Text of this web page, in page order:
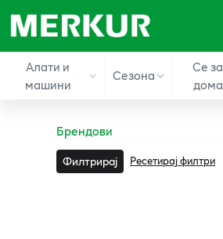
Алати и
машини
Сезона
Се за
дома
Брендови
Филтрирај Ресетирај филтри